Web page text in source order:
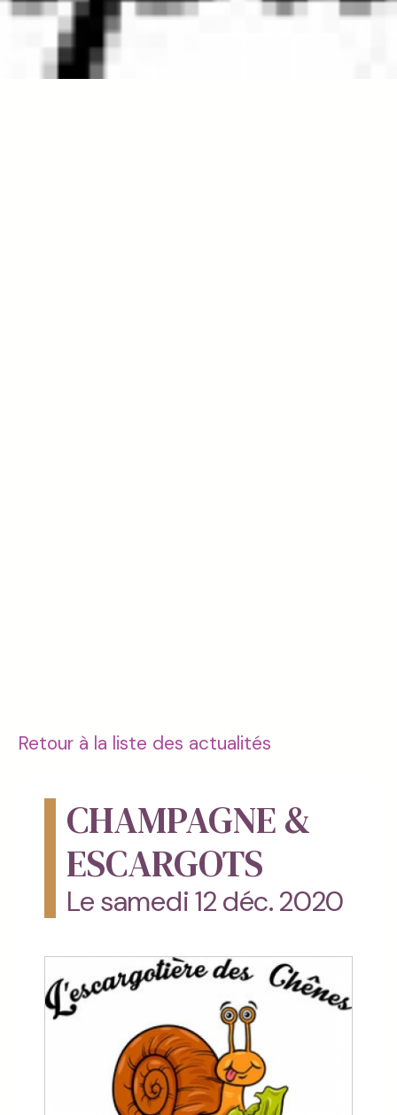
Retour à la liste des actualités
CHAMPAGNE &
ESCARGOTS
Le samedi 12 déc. 2020